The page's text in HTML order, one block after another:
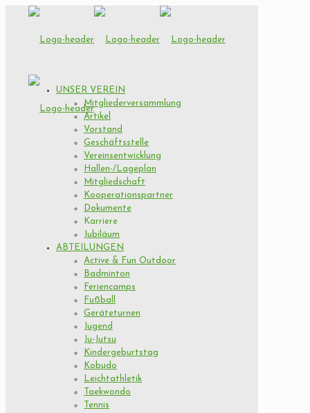
UNSER VEREIN
Mitgliederversammlung
Artikel
Vorstand
Geschäftsstelle
Vereinsentwicklung
Hallen-/Lageplan
Mitgliedschaft
Kooperationspartner
Dokumente
Karriere
Jubiläum
ABTEILUNGEN
Active & Fun Outdoor
Badminton
Feriencamps
Fußball
Geräteturnen
Jugend
Ju-Jutsu
Kindergeburtstag
Kobudo
Leichtathletik
Taekwondo
Tennis